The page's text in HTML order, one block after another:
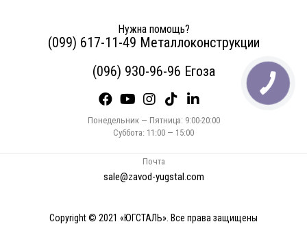
Нужна помощь?
(099) 617-11-49 Металлоконструкции
(096) 930-96-96 Егоза
Понедельник — Пятница: 9:00-20:00
Суббота: 11:00 — 15:00
Почта
sale@zavod-yugstal.com
Copyright © 2021 «ЮГСТАЛЬ». Все права защищены